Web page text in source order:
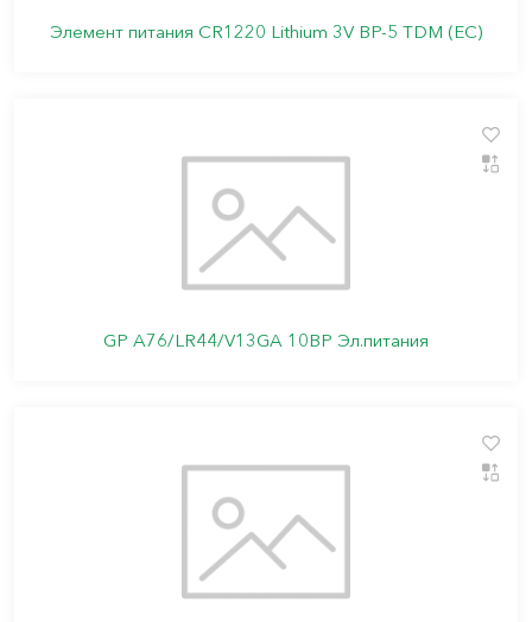
Элемент питания CR1220 Lithium 3V BP-5 TDM (ЕС)
GP A76/LR44/V13GA 10BP Эл.питания